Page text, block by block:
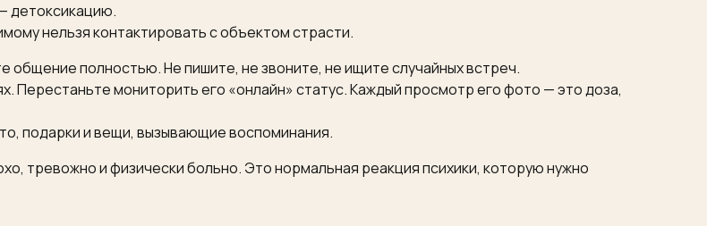
детоксикацию.
нельзя контактировать с объектом страсти.
общение полностью. Не пишите, не звоните, не ищите случайных встреч.
Перестаньте мониторить его «онлайн» статус. Каждый просмотр его фото — это доза,
подарки и вещи, вызывающие воспоминания.
тревожно и физически больно. Это нормальная реакция психики, которую нужно